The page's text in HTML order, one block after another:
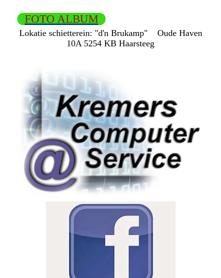
FOTO ALBUM
Lokatie schietterein: "d'n Brukamp" Oude Haven
10A 5254 KB Haarsteeg